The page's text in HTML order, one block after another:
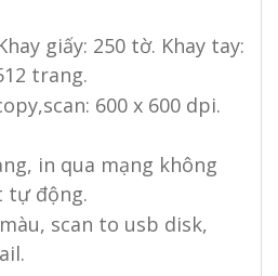
giấy: 250 tờ. Khay tay:
trang.
600 x 600 dpi.
in qua mạng không
tự động.
scan to usb disk,